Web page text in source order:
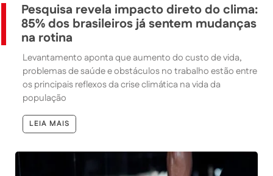
Pesquisa revela impacto direto do clima:
85% dos brasileiros já sentem mudanças
na rotina
Levantamento aponta que aumento do custo de vida,
problemas de saúde e obstáculos no trabalho estão entre
os principais reflexos da crise climática na vida da
população
LEIA MAIS